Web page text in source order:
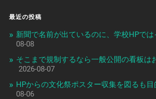
最近の投稿
新聞で名前が出ているのに、学校HPで
08-08
そこまで規制するなら一般公開の看板は
2026-08-07
HPからの文化祭ポスター収集を図るも
08-06